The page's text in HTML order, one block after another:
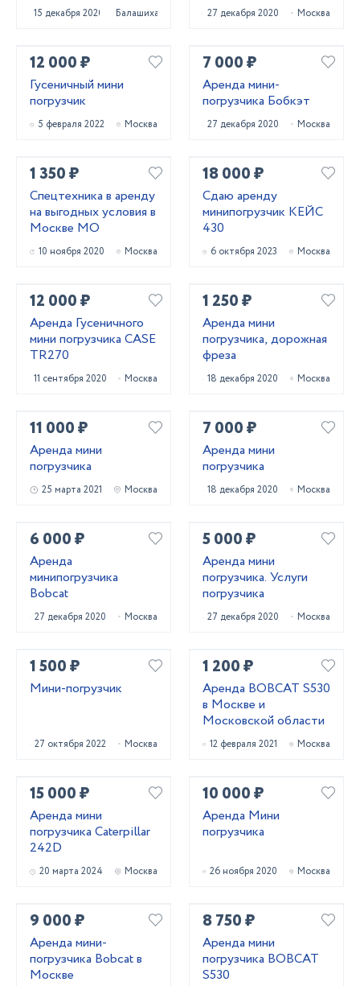
15 декабря 2020 Балашиха 27 декабря 2020 Москва
12 000 ₽
Гусеничный мини
погрузчик
5 февраля 2022 Москва
7 000 ₽
Аренда мини-
погрузчика Бобкэт
27 декабря 2020 Москва
1 350 ₽
Спецтехника в аренду
на выгодных условия в
Москве МО
10 ноября 2020 Москва
18 000 ₽
Сдаю аренду
минипогрузчик КЕЙС
430
6 октября 2023 Москва
12 000 ₽
Аренда Гусеничного
мини погрузчика CASE
TR270
11 сентября 2020 Москва
1 250 ₽
Аренда мини
погрузчика, дорожная
фреза
18 декабря 2020 Москва
11 000 ₽
Аренда мини
погрузчика
25 марта 2021 Москва
7 000 ₽
Аренда мини
погрузчика
18 декабря 2020 Москва
6 000 ₽
Аренда
минипогрузчика
Bobcat
27 декабря 2020 Москва
5 000 ₽
Аренда мини
погрузчика. Услуги
погрузчика
27 декабря 2020 Москва
1 500 ₽
Мини-погрузчик
27 октября 2022 Москва
1 200 ₽
Аренда BOBCAT S530
в Москве и
Московской области
12 февраля 2021 Москва
15 000 ₽
Аренда мини
погрузчика Caterpillar
242D
20 марта 2024 Москва
10 000 ₽
Аренда Мини
погрузчика
26 ноября 2020 Москва
9 000 ₽
Аренда мини-
погрузчика Bobcat в
Москве
8 750 ₽
Аренда мини
погрузчика BOBCAT
S530